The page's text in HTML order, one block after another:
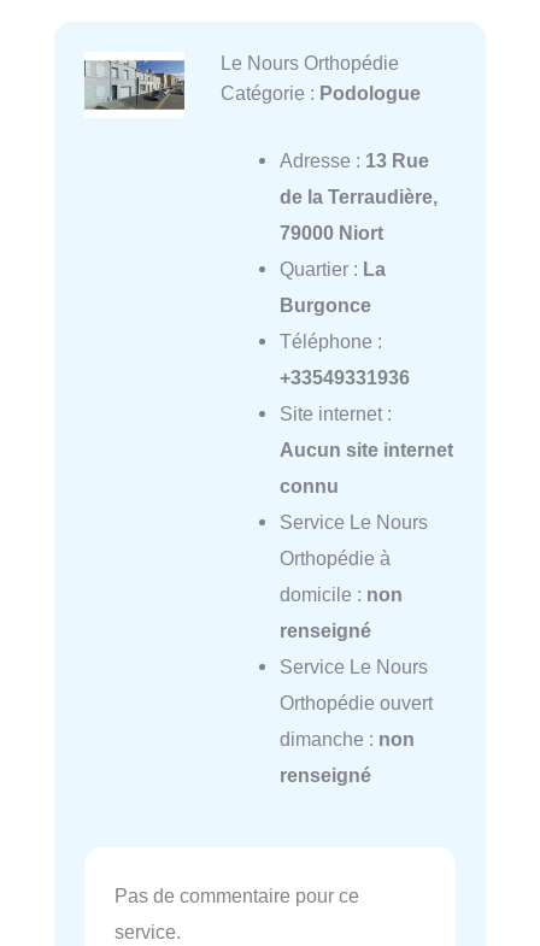
Le Nours Orthopédie
Catégorie : Podologue
Adresse : 13 Rue
de la Terraudière,
79000 Niort
Quartier : La
Burgonce
Téléphone :
+33549331936
Site internet :
Aucun site internet
connu
Service Le Nours
Orthopédie à
domicile : non
renseigné
Service Le Nours
Orthopédie ouvert
dimanche : non
renseigné
Pas de commentaire pour ce
service.